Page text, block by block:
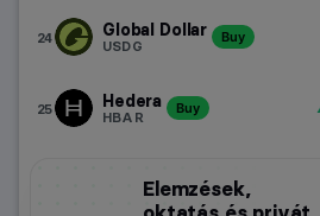
24 Global Dollar
USDG
Buy
25 Hedera
HBAR
Buy
Elemzések,